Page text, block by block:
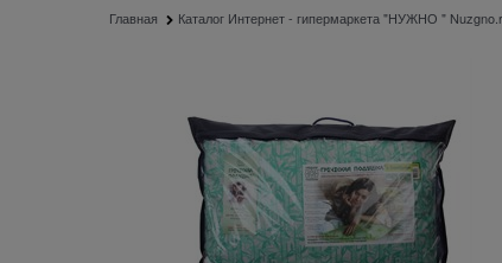
Главная Каталог Интернет - гипермаркета "НУЖНО "